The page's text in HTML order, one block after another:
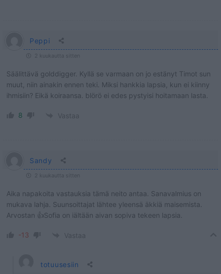
Peppi
2 kuukautta sitten
Säälittävä golddigger. Kyllä se varmaan on jo estänyt Timot sun
muut, niin ainakin ennen teki. Miksi hankkia lapsia, kun ei kiinny
ihmisiin? Eikä koiraansa. blörö ei edes pystyisi hoitamaan lasta.
8 Vastaa
Sandy
2 kuukautta sitten
Aika napakoita vastauksia tämä neito antaa. Sanavalmius on
mukava lahja. Suunsoittajat lähtee yleensä äkkiä maisemista.
Arvostan 👍Sofia on iältään aivan sopiva tekeen lapsia.
-13 Vastaa
totuusesiin